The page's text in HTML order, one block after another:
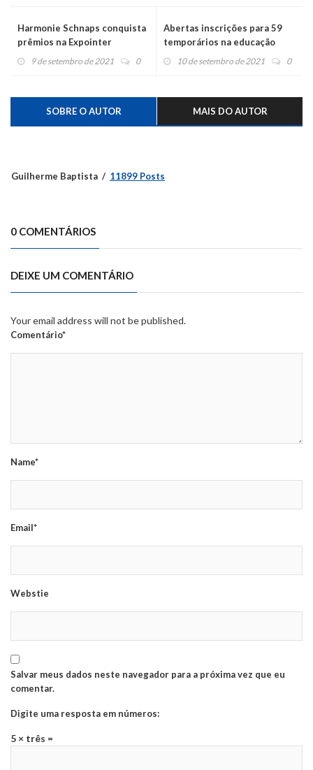
Harmonie Schnaps conquista
prêmios na Expointer
9 de setembro de 2021 0
Abertas inscrições para 59
temporários na educação
10 de setembro de 2021 0
SOBRE O AUTOR MAIS DO AUTOR
Guilherme Baptista 11899 Posts
0 COMENTÁRIOS
DEIXE UM COMENTÁRIO
Your email address will not be published.
Comentário*
Name*
Email*
Webstie
Salvar meus dados neste navegador para a próxima vez que eu
comentar.
Digite uma resposta em números:
5 × três =